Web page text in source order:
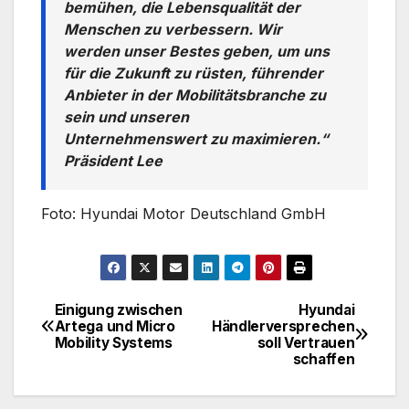
bemühen, die Lebensqualität der
Menschen zu verbessern. Wir
werden unser Bestes geben, um uns
für die Zukunft zu rüsten, führender
Anbieter in der Mobilitätsbranche zu
sein und unseren
Unternehmenswert zu maximieren.“
Präsident Lee
Foto: Hyundai Motor Deutschland GmbH
BeitragsnavigationHyundai
Händlerversprechen
soll Vertrauen
schaffen
Einigung zwischen
Artega und Micro
Mobility Systems